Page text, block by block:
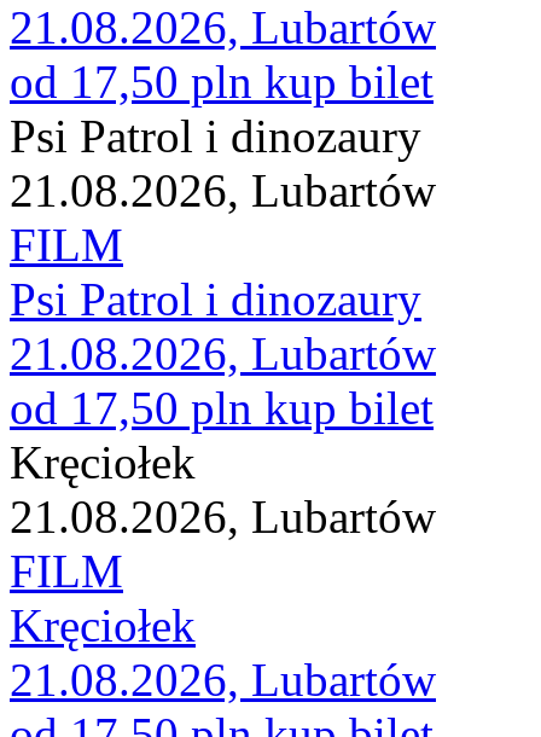
21.08.2026, Lubartów
od 17,50 pln kup bilet
Psi Patrol i dinozaury
21.08.2026, Lubartów
FILM
Psi Patrol i dinozaury
21.08.2026, Lubartów
od 17,50 pln kup bilet
Kręciołek
21.08.2026, Lubartów
FILM
Kręciołek
21.08.2026, Lubartów